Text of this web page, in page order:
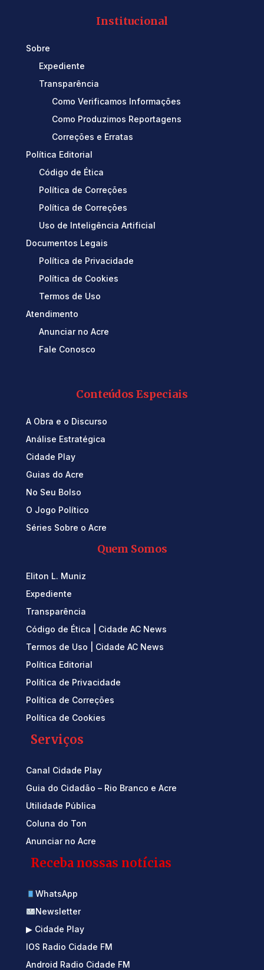
Institucional
Sobre
Expediente
Transparência
Como Verificamos Informações
Como Produzimos Reportagens
Correções e Erratas
Política Editorial
Código de Ética
Política de Correções
Política de Correções
Uso de Inteligência Artificial
Documentos Legais
Política de Privacidade
Política de Cookies
Termos de Uso
Atendimento
Anunciar no Acre
Fale Conosco
Conteúdos Especiais
A Obra e o Discurso
Análise Estratégica
Cidade Play
Guias do Acre
No Seu Bolso
O Jogo Político
Séries Sobre o Acre
Quem Somos
Eliton L. Muniz
Expediente
Transparência
Código de Ética | Cidade AC News
Termos de Uso | Cidade AC News
Política Editorial
Política de Privacidade
Política de Correções
Política de Cookies
Serviços
Canal Cidade Play
Guia do Cidadão – Rio Branco e Acre
Utilidade Pública
Coluna do Ton
Anunciar no Acre
Receba nossas notícias
WhatsApp
Newsletter
▶ Cidade Play
IOS Radio Cidade FM
Android Radio Cidade FM